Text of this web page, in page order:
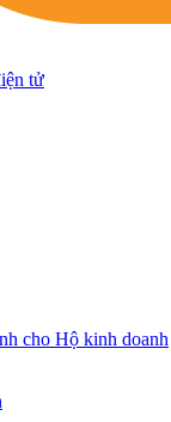
tử
cho Hộ kinh doanh